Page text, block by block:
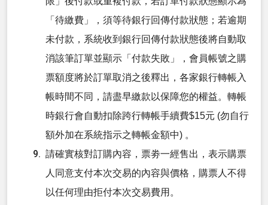
「待繳費」，須等待銀行回傳付款狀態；若逾期
未付款，系統收到銀行回傳付款狀態後將自動取
消該筆訂單並顯示「付款失敗」，會員帳號之購
票額度將於訂單取消之後釋出，各家銀行轉帳入
帳時間不同，請盡早繳款以保障您的權益。轉帳
時銀行會自動扣除跨行轉帳手續費$15元 (勿自行
額外加在系統指示之轉帳金額中) 。
請確實核對訂購內容，票劵一經售出，表示購票
人同意支付本次交易的內容與價格，購票人不得
以任何理由拒付本次交易費用。